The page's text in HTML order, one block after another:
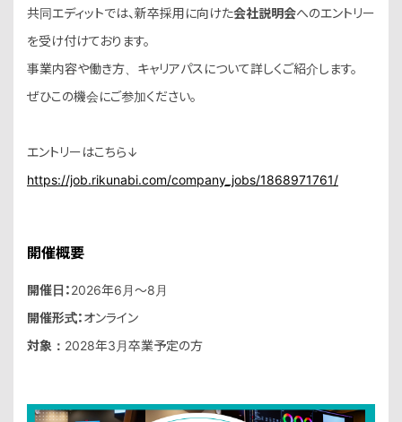
共同エディットでは、新卒採用に向けた会社説明会へのエントリー
を受け付けております。
事業内容や働き方、キャリアパスについて詳しくご紹介します。
ぜひこの機会にご参加ください。
エントリーはこちら↓
https://job.rikunabi.com/company_jobs/1868971761/
開催概要
開催日：2026年6月〜8月
開催形式：オンライン
対象： 2028年3月卒業予定の方